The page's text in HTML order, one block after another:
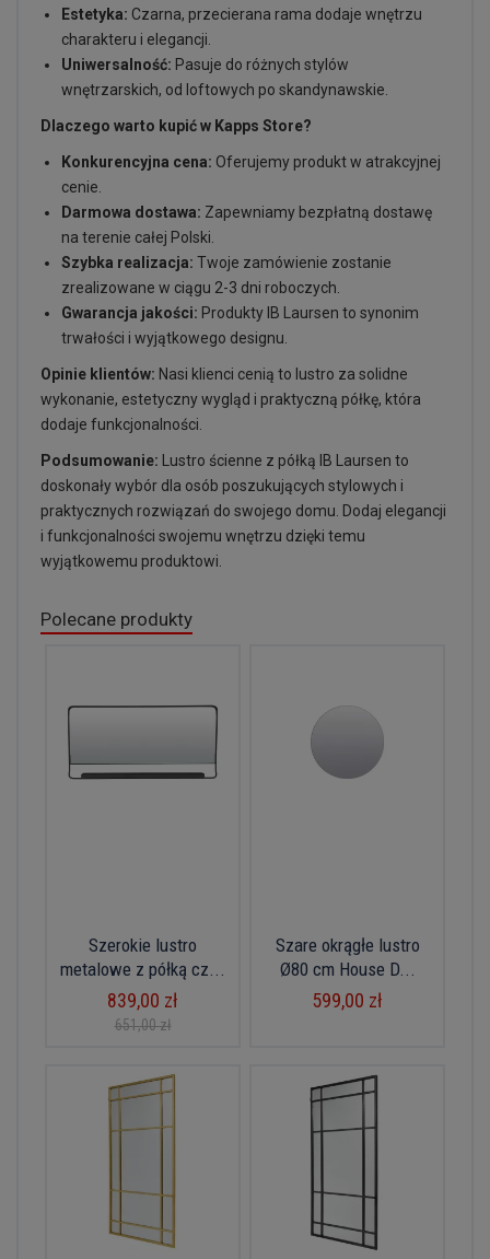
Estetyka: Czarna, przecierana rama dodaje wnętrzu
charakteru i elegancji.
Uniwersalność: Pasuje do różnych stylów
wnętrzarskich, od loftowych po skandynawskie.
Dlaczego warto kupić w Kapps Store?
Konkurencyjna cena: Oferujemy produkt w atrakcyjnej
cenie.
Darmowa dostawa: Zapewniamy bezpłatną dostawę
na terenie całej Polski.
Szybka realizacja: Twoje zamówienie zostanie
zrealizowane w ciągu 2-3 dni roboczych.
Gwarancja jakości: Produkty IB Laursen to synonim
trwałości i wyjątkowego designu.
Opinie klientów: Nasi klienci cenią to lustro za solidne
wykonanie, estetyczny wygląd i praktyczną półkę, która
dodaje funkcjonalności.
Podsumowanie: Lustro ścienne z półką IB Laursen to
doskonały wybór dla osób poszukujących stylowych i
praktycznych rozwiązań do swojego domu. Dodaj elegancji
i funkcjonalności swojemu wnętrzu dzięki temu
wyjątkowemu produktowi.
Polecane produkty
Szerokie lustro
metalowe z półką cz...
839,00 zł
651,00 zł
Szare okrągłe lustro
Ø80 cm House D...
599,00 zł